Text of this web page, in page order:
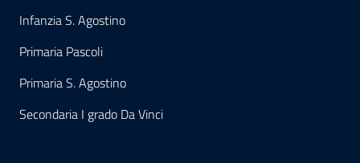
Infanzia S. Agostino
Primaria Pascoli
Primaria S. Agostino
Secondaria I grado Da Vinci